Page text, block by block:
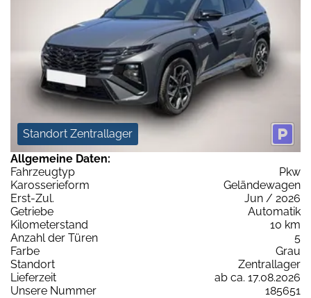
Standort Zentrallager
Allgemeine Daten:
Fahrzeugtyp
Pkw
Karosserieform
Geländewagen
Erst-Zul.
Jun / 2026
Getriebe
Automatik
Kilometerstand
10 km
Anzahl der Türen
5
Farbe
Grau
Standort
Zentrallager
Lieferzeit
ab ca. 17.08.2026
Unsere Nummer
185651